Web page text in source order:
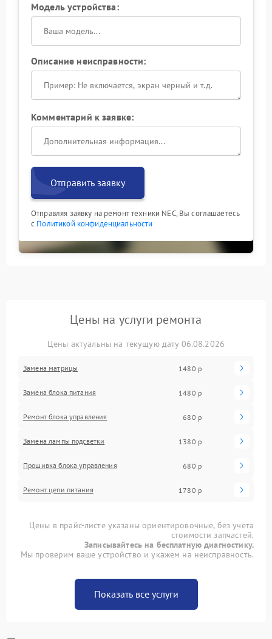
Модель устройства:
Описание неисправности:
Комментарий к заявке:
Отправить заявку
Отправляя заявку на ремонт техники NEC, Вы соглашаетесь
с Политикой конфиденциальности
Цены на услуги ремонта
Цены актуальны на текущую дату 06.08.2026
Замена матрицы 1480 р
Замена блока питания 1480 р
Ремонт блока управления 680 р
Замена лампы подсветки 1380 р
Прошивка блока управления 680 р
Ремонт цепи питания 1780 р
Цены в прайс-листе указаны ориентировочные, без учета
стоимости запчастей.
Записывайтесь на бесплатную диагностику.
Мы проверим ваше устройство и укажем на неисправность.
Показать все услуги